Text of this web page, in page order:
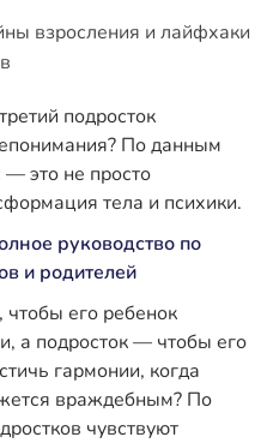
подросток
По данным
это не просто
тела и психики.
руководство по
и родителей
его ребенок
а подросток — чтобы его
гармонии, когда
враждебным? По
чувствуют